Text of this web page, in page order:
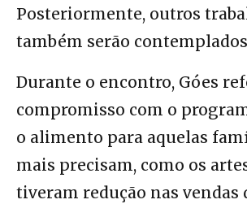
Posteriormente, outros
também serão
Durante o encontro, Góes
compromisso com o
o alimento para aquelas
mais precisam, como os
tiveram redução nas vendas